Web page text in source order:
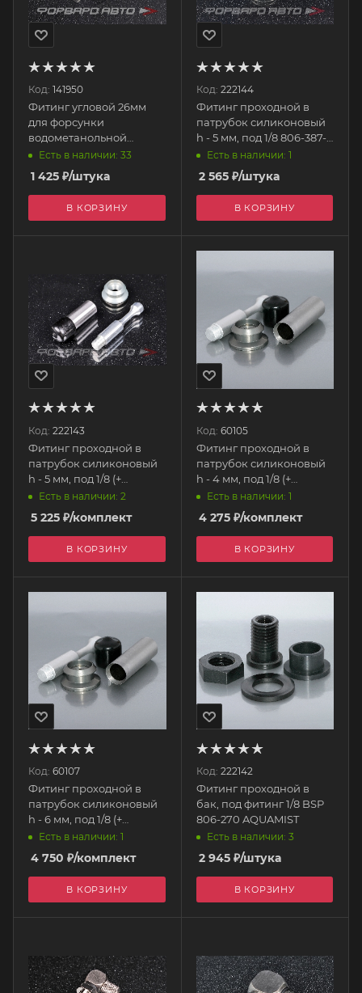
Код: 141950
Фитинг угловой 26мм
для форсунки
водометанольной
системы, под шланг 4мм
806-388 AQUAMIST
Есть в наличии: 33
1 425 ₽/штука
В КОРЗИНУ
Код: 222144
Фитинг проходной в
патрубок силиконовый
h - 5 мм, под 1/8 806-387-5
AQUAMIST
Есть в наличии: 1
2 565₽/штука
В КОРЗИНУ
Код: 222143
Фитинг проходной в
патрубок силиконовый
h - 5 мм, под 1/8 (+
инструмент) 806-384-
5мм AQUAMIST
Есть в наличии: 2
5 225 ₽/комплект
В КОРЗИНУ
Код: 60105
Фитинг проходной в
патрубок силиконовый
h - 4 мм, под 1/8 (+
инструмент) 806-384-
4мм AQUAMIST
Есть в наличии: 1
4 275₽/комплект
В КОРЗИНУ
Код: 60107
Фитинг проходной в
патрубок силиконовый
h - 6 мм, под 1/8 (+
инструмент) 806-384-
6мм AQUAMIST
Есть в наличии: 1
4 750 ₽/комплект
В КОРЗИНУ
Код: 222142
Фитинг проходной в
бак, под фитинг 1/8 BSP
806-270 AQUAMIST
Есть в наличии: 3
2 945₽/штука
В КОРЗИНУ